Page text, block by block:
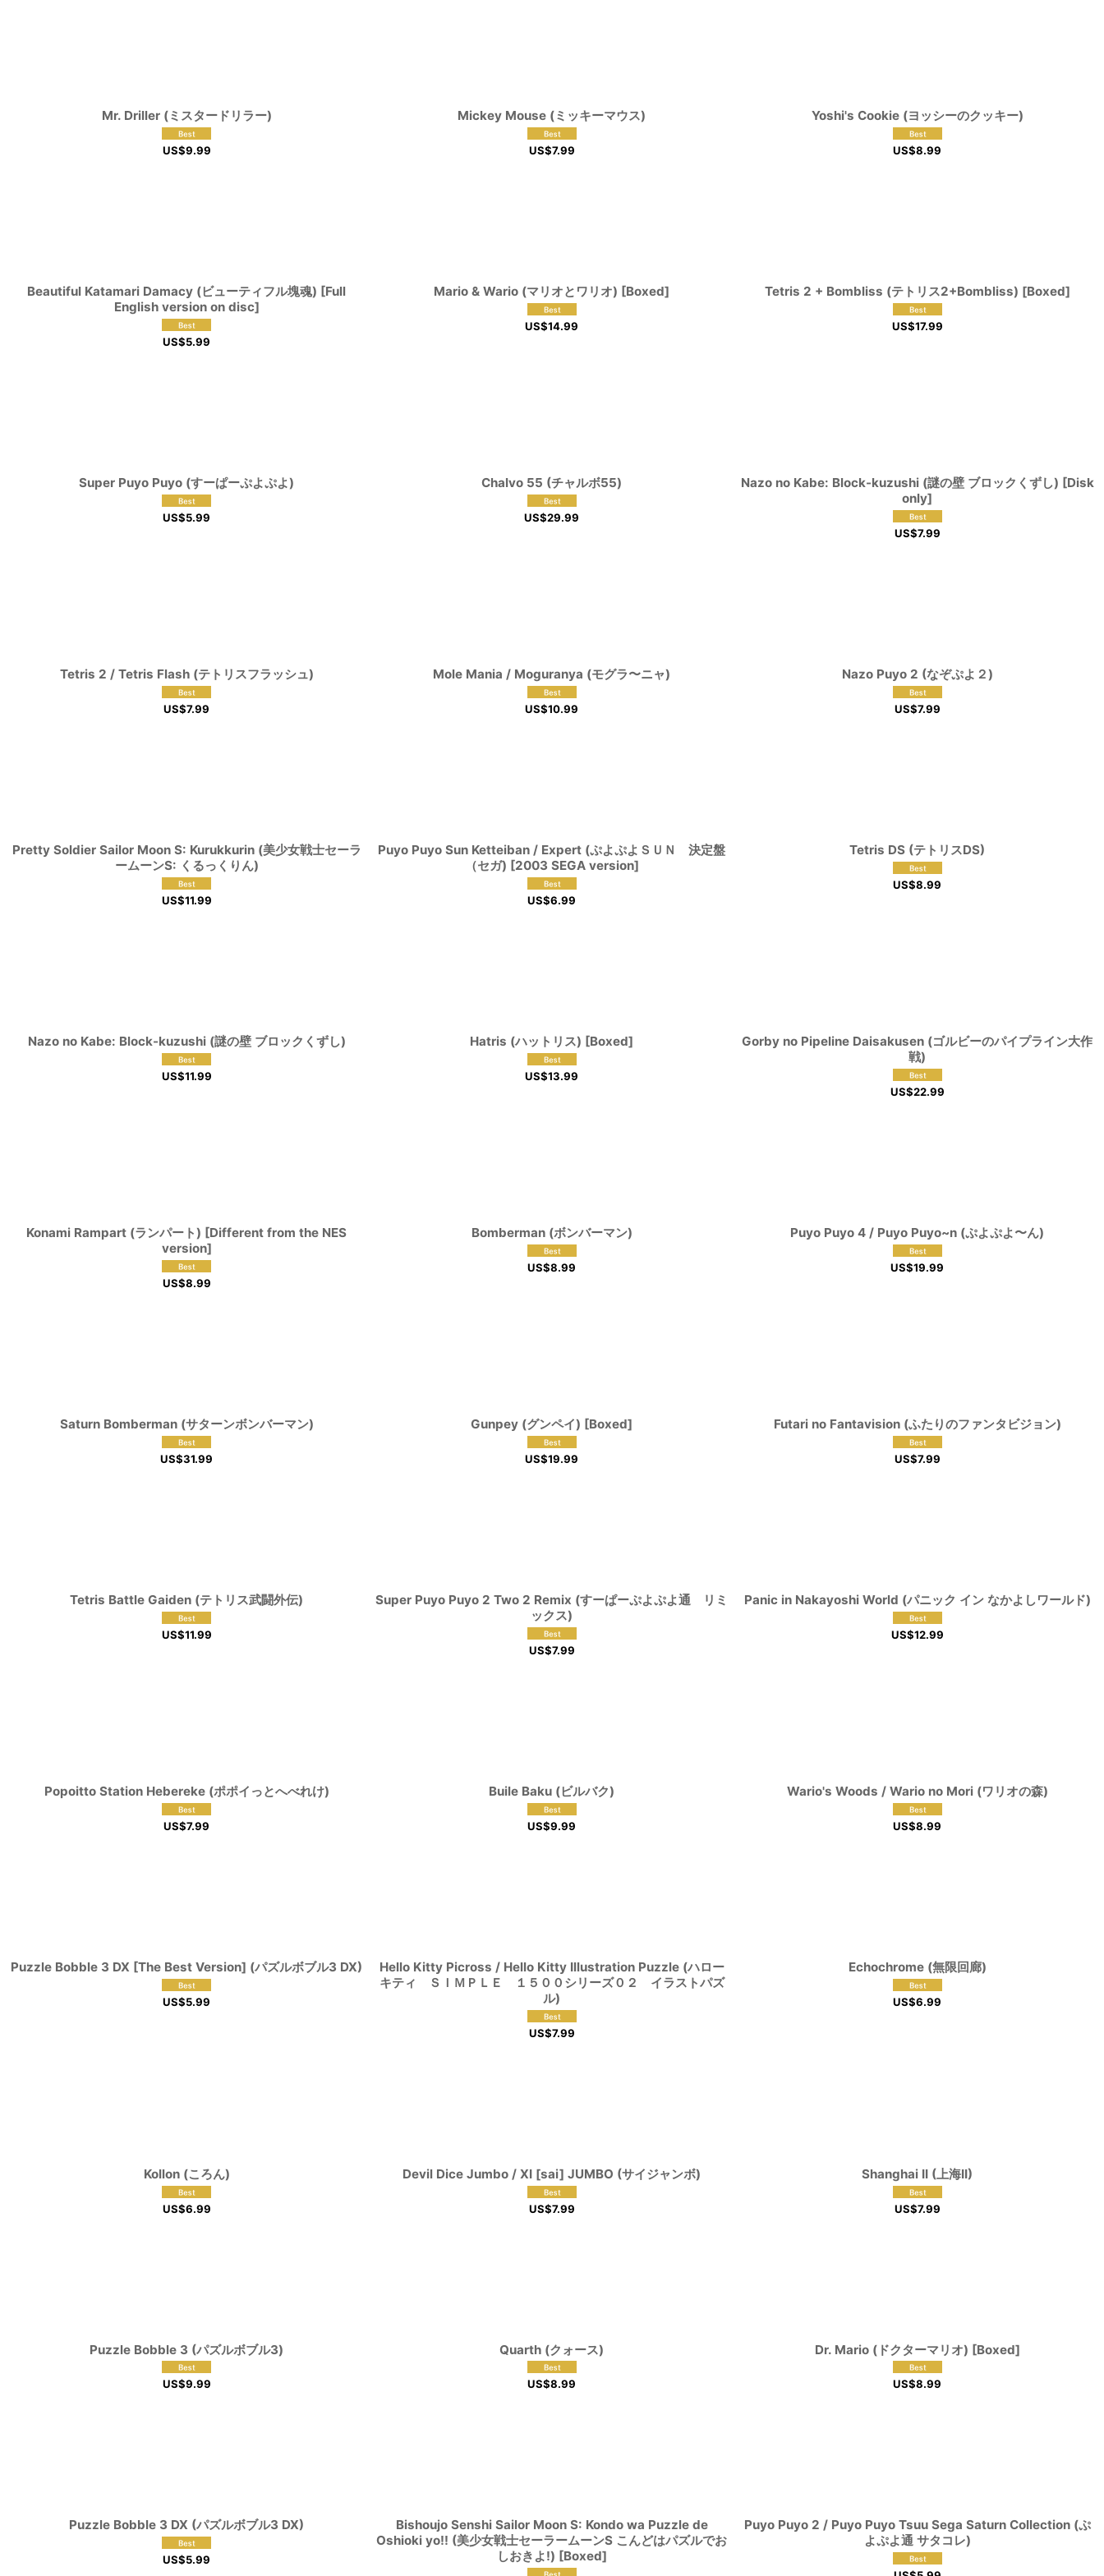
Mr. Driller (ミスタードリラー)
US$9.99
Mickey Mouse (ミッキーマウス)
US$7.99
Yoshi's Cookie (ヨッシーのクッキー)
US$8.99
Beautiful Katamari Damacy (ビューティフル塊魂) [Full
English version on disc]
US$5.99
Mario & Wario (マリオとワリオ) [Boxed]
US$14.99
Tetris 2 + Bombliss (テトリス2+Bombliss) [Boxed]
US$17.99
Super Puyo Puyo (すーぱーぷよぷよ)
US$5.99
Chalvo 55 (チャルボ55)
US$29.99
Nazo no Kabe: Block-kuzushi (謎の壁 ブロックくずし) [Disk
only]
US$7.99
Tetris 2 / Tetris Flash (テトリスフラッシュ)
US$7.99
Mole Mania / Moguranya (モグラ〜ニャ)
US$10.99
Nazo Puyo 2 (なぞぷよ２)
US$7.99
Pretty Soldier Sailor Moon S: Kurukkurin (美少女戦士セーラ
ームーンS: くるっくりん)
US$11.99
Puyo Puyo Sun Ketteiban / Expert (ぷよぷよＳＵＮ 決定盤
（セガ) [2003 SEGA version]
US$6.99
Tetris DS (テトリスDS)
US$8.99
Nazo no Kabe: Block-kuzushi (謎の壁 ブロックくずし)
US$11.99
Hatris (ハットリス) [Boxed]
US$13.99
Gorby no Pipeline Daisakusen (ゴルビーのパイプライン大作
戦)
US$22.99
Konami Rampart (ランパート) [Different from the NES
version]
US$8.99
Bomberman (ボンバーマン)
US$8.99
Puyo Puyo 4 / Puyo Puyo~n (ぷよぷよ〜ん)
US$19.99
Saturn Bomberman (サターンボンバーマン)
US$31.99
Gunpey (グンペイ) [Boxed]
US$19.99
Futari no Fantavision (ふたりのファンタビジョン)
US$7.99
Tetris Battle Gaiden (テトリス武闘外伝)
US$11.99
Super Puyo Puyo 2 Two 2 Remix (すーぱーぷよぷよ通 リミ
ックス)
US$7.99
Panic in Nakayoshi World (パニック イン なかよしワールド)
US$12.99
Popoitto Station Hebereke (ポポイっとへべれけ)
US$7.99
Buile Baku (ビルバク)
US$9.99
Wario's Woods / Wario no Mori (ワリオの森)
US$8.99
Puzzle Bobble 3 DX [The Best Version] (パズルボブル3 DX)
US$5.99
Hello Kitty Picross / Hello Kitty Illustration Puzzle (ハロー
キティ ＳＩＭＰＬＥ １５００シリーズ０２ イラストパズ
ル)
US$7.99
Echochrome (無限回廊)
US$6.99
Kollon (ころん)
US$6.99
Devil Dice Jumbo / XI [sai] JUMBO (サイジャンボ)
US$7.99
Shanghai II (上海II)
US$7.99
Puzzle Bobble 3 (パズルボブル3)
US$9.99
Quarth (クォース)
US$8.99
Dr. Mario (ドクターマリオ) [Boxed]
US$8.99
Puzzle Bobble 3 DX (パズルボブル3 DX)
US$5.99
Bishoujo Senshi Sailor Moon S: Kondo wa Puzzle de
Oshioki yo!! (美少女戦士セーラームーンS こんどはパズルでお
しおきよ!) [Boxed]
Puyo Puyo 2 / Puyo Puyo Tsuu Sega Saturn Collection (ぷ
よぷよ通 サタコレ)